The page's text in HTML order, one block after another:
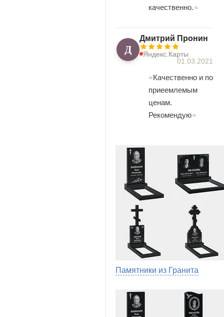
качественно.
Д
Дмитрий Пронин
Яндекс.Карты
01.03.2021
Качественно и по
приеемлемым
ценам.
Рекомендую
Памятники из Гранита